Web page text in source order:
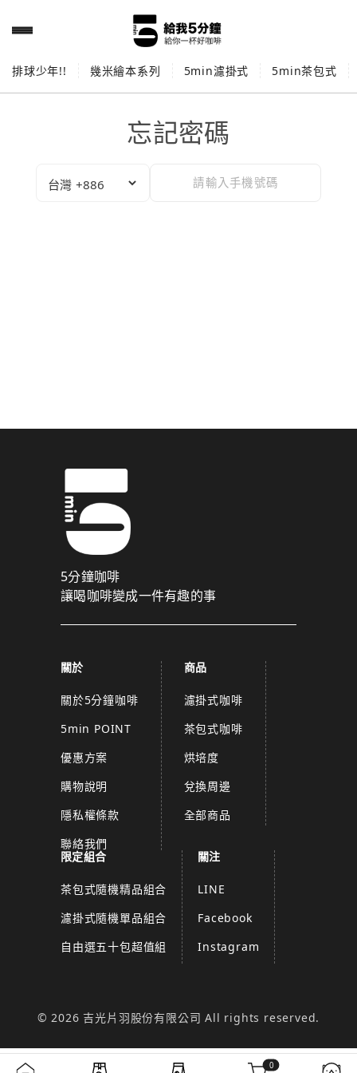
排球少年!! 幾米繪本系列 5min濾掛式 5min茶包式
忘記密碼
5分鐘咖啡
讓喝咖啡變成一件有趣的事
關於
關於5分鐘咖啡
5min POINT
優惠方案
購物說明
隱私權條款
聯絡我們
商品
濾掛式咖啡
茶包式咖啡
烘培度
兌換周邊
全部商品
限定組合
茶包式隨機精品組合
濾掛式隨機單品組合
自由選五十包超值組
關注
LINE
Facebook
Instagram
© 2026 吉光片羽股份有限公司 All rights reserved.
0
取消